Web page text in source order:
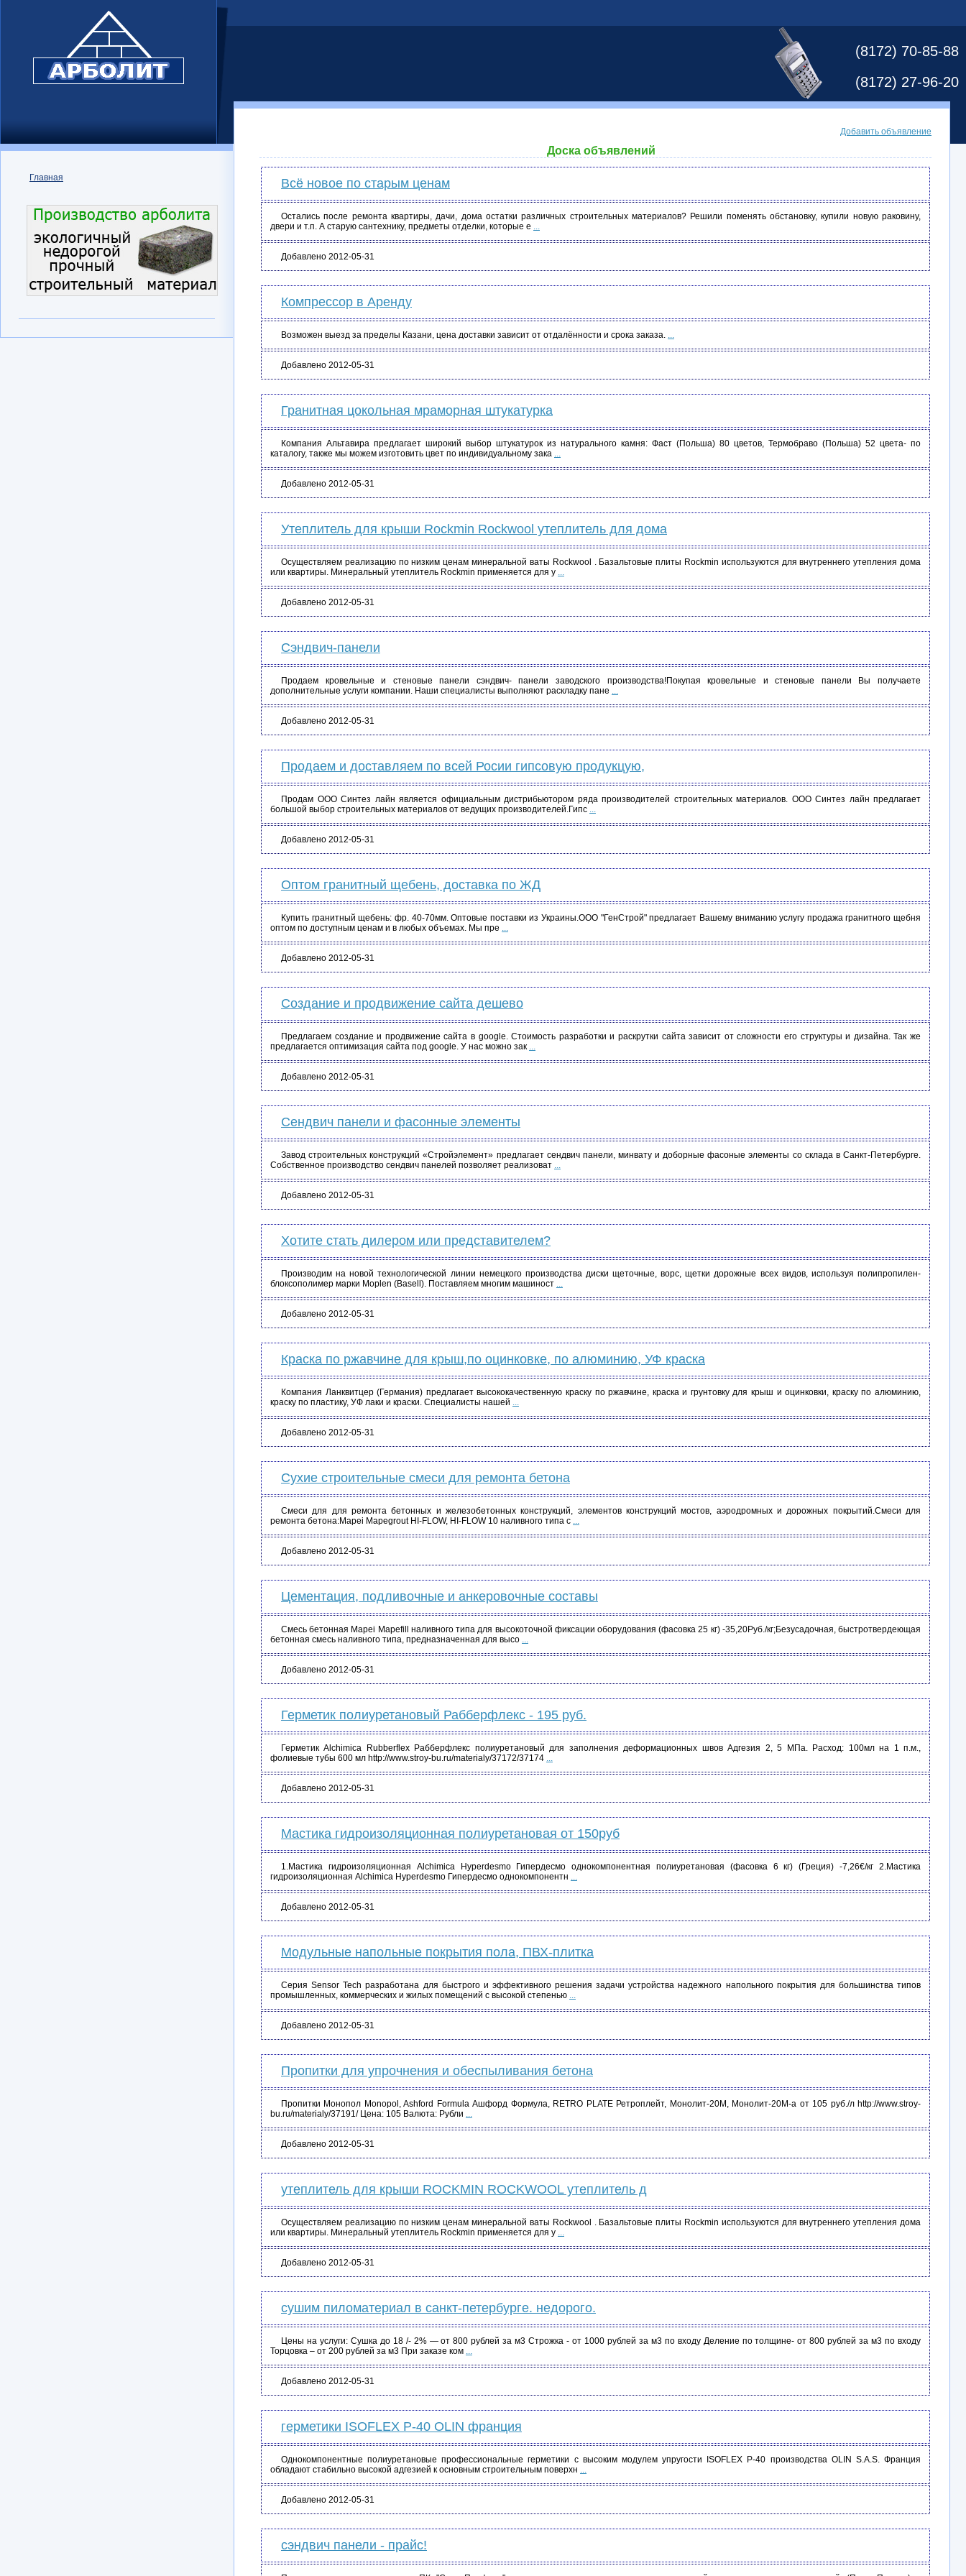
(8172) 70-85-88
(8172) 27-96-20
Главная
Добавить объявление
Доска объявлений
Всё новое по старым ценам
Остались после ремонта квартиры, дачи, дома остатки различных строительных материалов? Решили поменять обстановку, купили новую раковину,
двери и т.п. А старую сантехнику, предметы отделки, которые е ...
Добавлено 2012-05-31
Компрессор в Аренду
Возможен выезд за пределы Казани, цена доставки зависит от отдалённости и срока заказа. ...
Добавлено 2012-05-31
Гранитная цокольная мраморная штукатурка
Компания Альтавира предлагает широкий выбор штукатурок из натурального камня: Фаст (Польша) 80 цветов, Термобраво (Польша) 52 цвета- по
каталогу, также мы можем изготовить цвет по индивидуальному зака ...
Добавлено 2012-05-31
Утеплитель для крыши Rockmin Rockwool утеплитель для дома
Осуществляем реализацию по низким ценам минеральной ваты Rockwool . Базальтовые плиты Rockmin используются для внутреннего утепления дома
или квартиры. Минеральный утеплитель Rockmin применяется для у ...
Добавлено 2012-05-31
Сэндвич-панели
Продаем кровельные и стеновые панели сэндвич- панели заводского производства!Покупая кровельные и стеновые панели Вы получаете
дополнительные услуги компании. Наши специалисты выполняют раскладку пане ...
Добавлено 2012-05-31
Продаем и доставляем по всей Росии гипсовую продукцую,
Продам ООО Синтез лайн является официальным дистрибьютором ряда производителей строительных материалов. ООО Синтез лайн предлагает
большой выбор строительных материалов от ведущих производителей.Гипс ...
Добавлено 2012-05-31
Оптом гранитный щебень, доставка по ЖД
Купить гранитный щебень: фр. 40-70мм. Оптовые поставки из Украины.ООО "ГенСтрой" предлагает Вашему вниманию услугу продажа гранитного щебня
оптом по доступным ценам и в любых объемах. Мы пре ...
Добавлено 2012-05-31
Создание и продвижение сайта дешево
Предлагаем создание и продвижение сайта в google. Стоимость разработки и раскрутки сайта зависит от сложности его структуры и дизайна. Так же
предлагается оптимизация сайта под google. У нас можно зак ...
Добавлено 2012-05-31
Сендвич панели и фасонные элементы
Завод строительных конструкций «Стройэлемент» предлагает сендвич панели, минвату и доборные фасоные элементы со склада в Санкт-Петербурге.
Собственное производство сендвич панелей позволяет реализоват ...
Добавлено 2012-05-31
Хотите стать дилером или представителем?
Производим на новой технологической линии немецкого производства диски щеточные, ворс, щетки дорожные всех видов, используя полипропилен-
блоксополимер марки Moplen (Basell). Поставляем многим машиност ...
Добавлено 2012-05-31
Краска по ржавчине для крыш,по оцинковке, по алюминию, УФ краска
Компания Ланквитцер (Германия) предлагает высококачественную краску по ржавчине, краска и грунтовку для крыш и оцинковки, краску по алюминию,
краску по пластику, УФ лаки и краски. Специалисты нашей ...
Добавлено 2012-05-31
Сухие строительные смеси для ремонта бетона
Смеси для для ремонта бетонных и железобетонных конструкций, элементов конструкций мостов, аэродромных и дорожных покрытий.Смеси для
ремонта бетона:Mapei Mapegrout HI-FLOW, HI-FLOW 10 наливного типа с ...
Добавлено 2012-05-31
Цементация, подливочные и анкеровочные составы
Смесь бетонная Mapei Mapefill наливного типа для высокоточной фиксации оборудования (фасовка 25 кг) -35,20Руб./кг;Безусадочная, быстротвердеющая
бетонная смесь наливного типа, предназначенная для высо ...
Добавлено 2012-05-31
Герметик полиуретановый Рабберфлекс - 195 руб.
Герметик Alchimica Rubberflex Рабберфлекс полиуретановый для заполнения деформационных швов Адгезия 2, 5 МПа. Расход: 100мл на 1 п.м.,
фолиевые тубы 600 мл http://www.stroy-bu.ru/materialy/37172/37174 ...
Добавлено 2012-05-31
Мастика гидроизоляционная полиуретановая от 150руб
1.Мастика гидроизоляционная Alchimica Hyperdesmo Гипердесмо однокомпонентная полиуретановая (фасовка 6 кг) (Греция) -7,26€/кг 2.Мастика
гидроизоляционная Alchimica Hyperdesmo Гипердесмо однокомпонентн ...
Добавлено 2012-05-31
Модульные напольные покрытия пола, ПВХ-плитка
Серия Sensor Tech разработана для быстрого и эффективного решения задачи устройства надежного напольного покрытия для большинства типов
промышленных, коммерческих и жилых помещений с высокой степенью ...
Добавлено 2012-05-31
Пропитки для упрочнения и обеспыливания бетона
Пропитки Монопол Monopol, Ashford Formula Ашфорд Формула, RETRO PLATE Ретроплейт, Монолит-20М, Монолит-20М-а от 105 руб./л http://www.stroy-
bu.ru/materialy/37191/ Цена: 105 Валюта: Рубли ...
Добавлено 2012-05-31
утеплитель для крыши ROCKMIN ROCKWOOL утеплитель д
Осуществляем реализацию по низким ценам минеральной ваты Rockwool . Базальтовые плиты Rockmin используются для внутреннего утепления дома
или квартиры. Минеральный утеплитель Rockmin применяется для у ...
Добавлено 2012-05-31
сушим пиломатериал в санкт-петербурге. недорого.
Цены на услуги: Сушка до 18 /- 2% — от 800 рублей за м3 Строжка - от 1000 рублей за м3 по входу Деление по толщине- от 800 рублей за м3 по входу
Торцовка – от 200 рублей за м3 При заказе ком ...
Добавлено 2012-05-31
герметики ISOFLEX P-40 OLIN франция
Однокомпонентные полиуретановые профессиональные герметики с высоким модулем упругости ISOFLEX P-40 производства OLIN S.A.S. Франция
обладают стабильно высокой адгезией к основным строительным поверхн ...
Добавлено 2012-05-31
сэндвич панели - прайс!